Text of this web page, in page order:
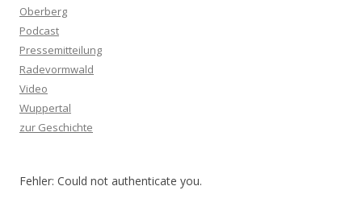
Oberberg
Podcast
Pressemitteilung
Radevormwald
Video
Wuppertal
zur Geschichte
Fehler: Could not authenticate you.